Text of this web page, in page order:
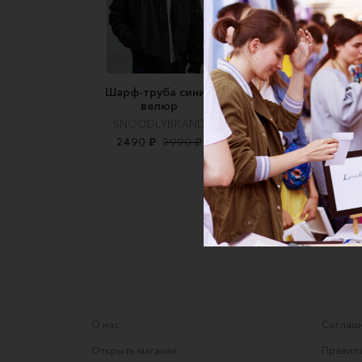
Шарф-труба синий
велюр
SNOODLYBRAND
2490 ₽ 2990 ₽
Многоразовая
(универсальная)
N'eco Shop
350 ₽
О нас
Открыть магазин